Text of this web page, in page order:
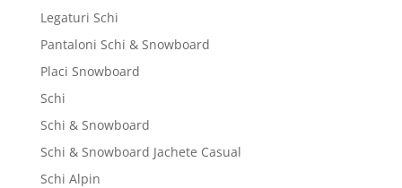
Legaturi Schi
Pantaloni Schi & Snowboard
Placi Snowboard
Schi
Schi & Snowboard
Schi & Snowboard Jachete Casual
Schi Alpin